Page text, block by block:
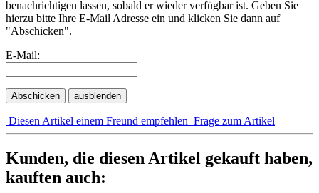
benachrichtigen lassen, sobald er wieder verfügbar ist. Geben Sie
hierzu bitte Ihre E-Mail Adresse ein und klicken Sie dann auf
"Abschicken".
E-Mail:
Abschicken ausblenden
Diesen Artikel einem Freund empfehlen Frage zum Artikel
Kunden, die diesen Artikel gekauft haben,
kauften auch: